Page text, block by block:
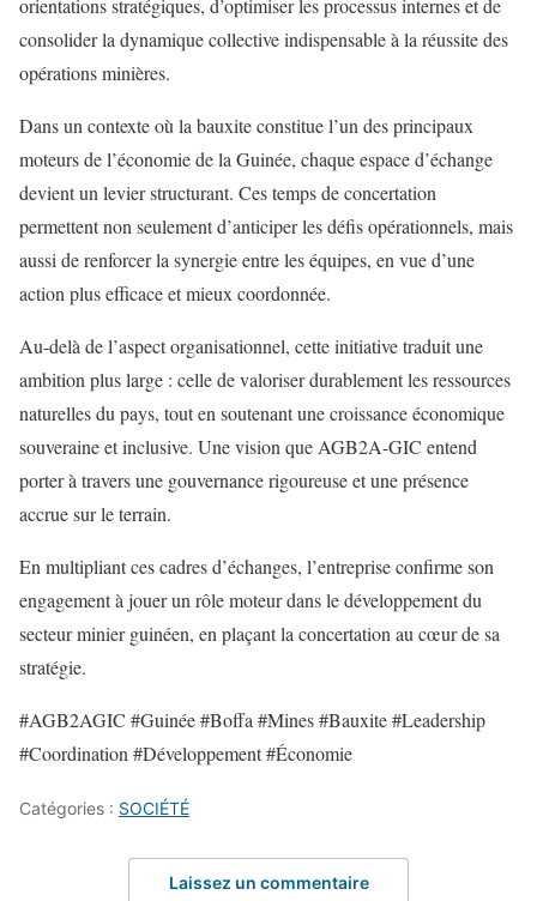
consolider la dynamique collective indispensable à la réussite des
opérations minières.
Dans un contexte où la bauxite constitue l’un des principaux
moteurs de l’économie de la Guinée, chaque espace d’échange
devient un levier structurant. Ces temps de concertation
permettent non seulement d’anticiper les défis opérationnels, mais
aussi de renforcer la synergie entre les équipes, en vue d’une
action plus efficace et mieux coordonnée.
Au-delà de l’aspect organisationnel, cette initiative traduit une
ambition plus large : celle de valoriser durablement les ressources
naturelles du pays, tout en soutenant une croissance économique
souveraine et inclusive. Une vision que AGB2A-GIC entend
porter à travers une gouvernance rigoureuse et une présence
accrue sur le terrain.
En multipliant ces cadres d’échanges, l’entreprise confirme son
engagement à jouer un rôle moteur dans le développement du
secteur minier guinéen, en plaçant la concertation au cœur de sa
stratégie.
#AGB2AGIC #Guinée #Boffa #Mines #Bauxite #Leadership
#Coordination #Développement #Économie
Catégories : SOCIÉTÉ
Laissez un commentaire